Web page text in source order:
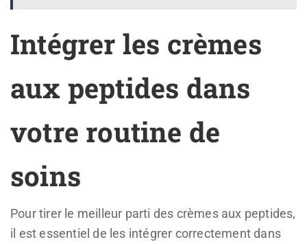
Intégrer les crèmes
aux peptides dans
votre routine de
soins
Pour tirer le meilleur parti des crèmes aux peptides,
il est essentiel de les intégrer correctement dans